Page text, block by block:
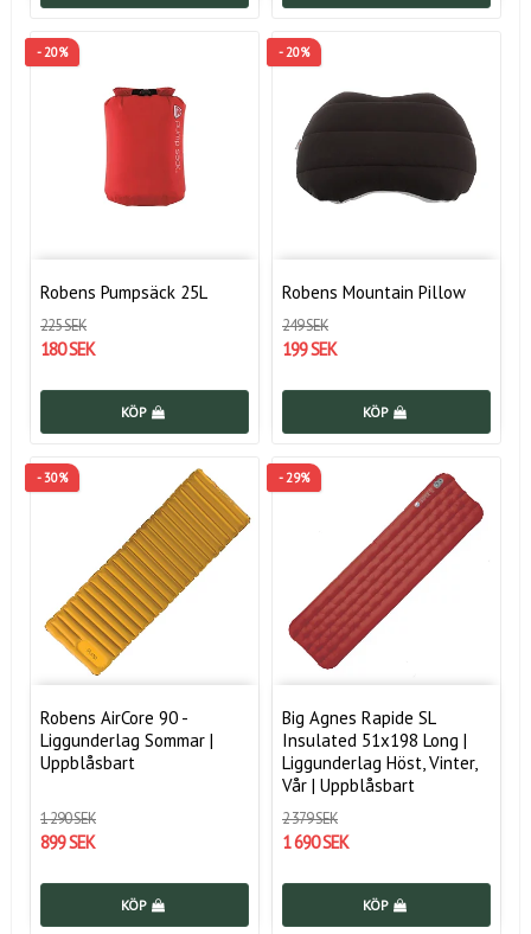
- 20%
Robens Pumpsäck 25L
225 SEK
180 SEK
KÖP
- 20%
Robens Mountain Pillow
249 SEK
199 SEK
KÖP
- 30%
Robens AirCore 90 -
Liggunderlag Sommar |
Uppblåsbart
1 290 SEK
899 SEK
KÖP
- 29%
Big Agnes Rapide SL
Insulated 51x198 Long |
Liggunderlag Höst, Vinter,
Vår | Uppblåsbart
2 379 SEK
1 690 SEK
KÖP